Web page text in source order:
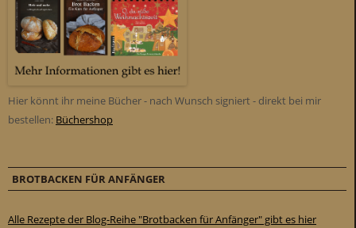
Hier könnt ihr meine Bücher - nach Wunsch signiert - direkt bei mir
bestellen: Büchershop
BROTBACKEN FÜR ANFÄNGER
Alle Rezepte der Blog-Reihe "Brotbacken für Anfänger" gibt es hier